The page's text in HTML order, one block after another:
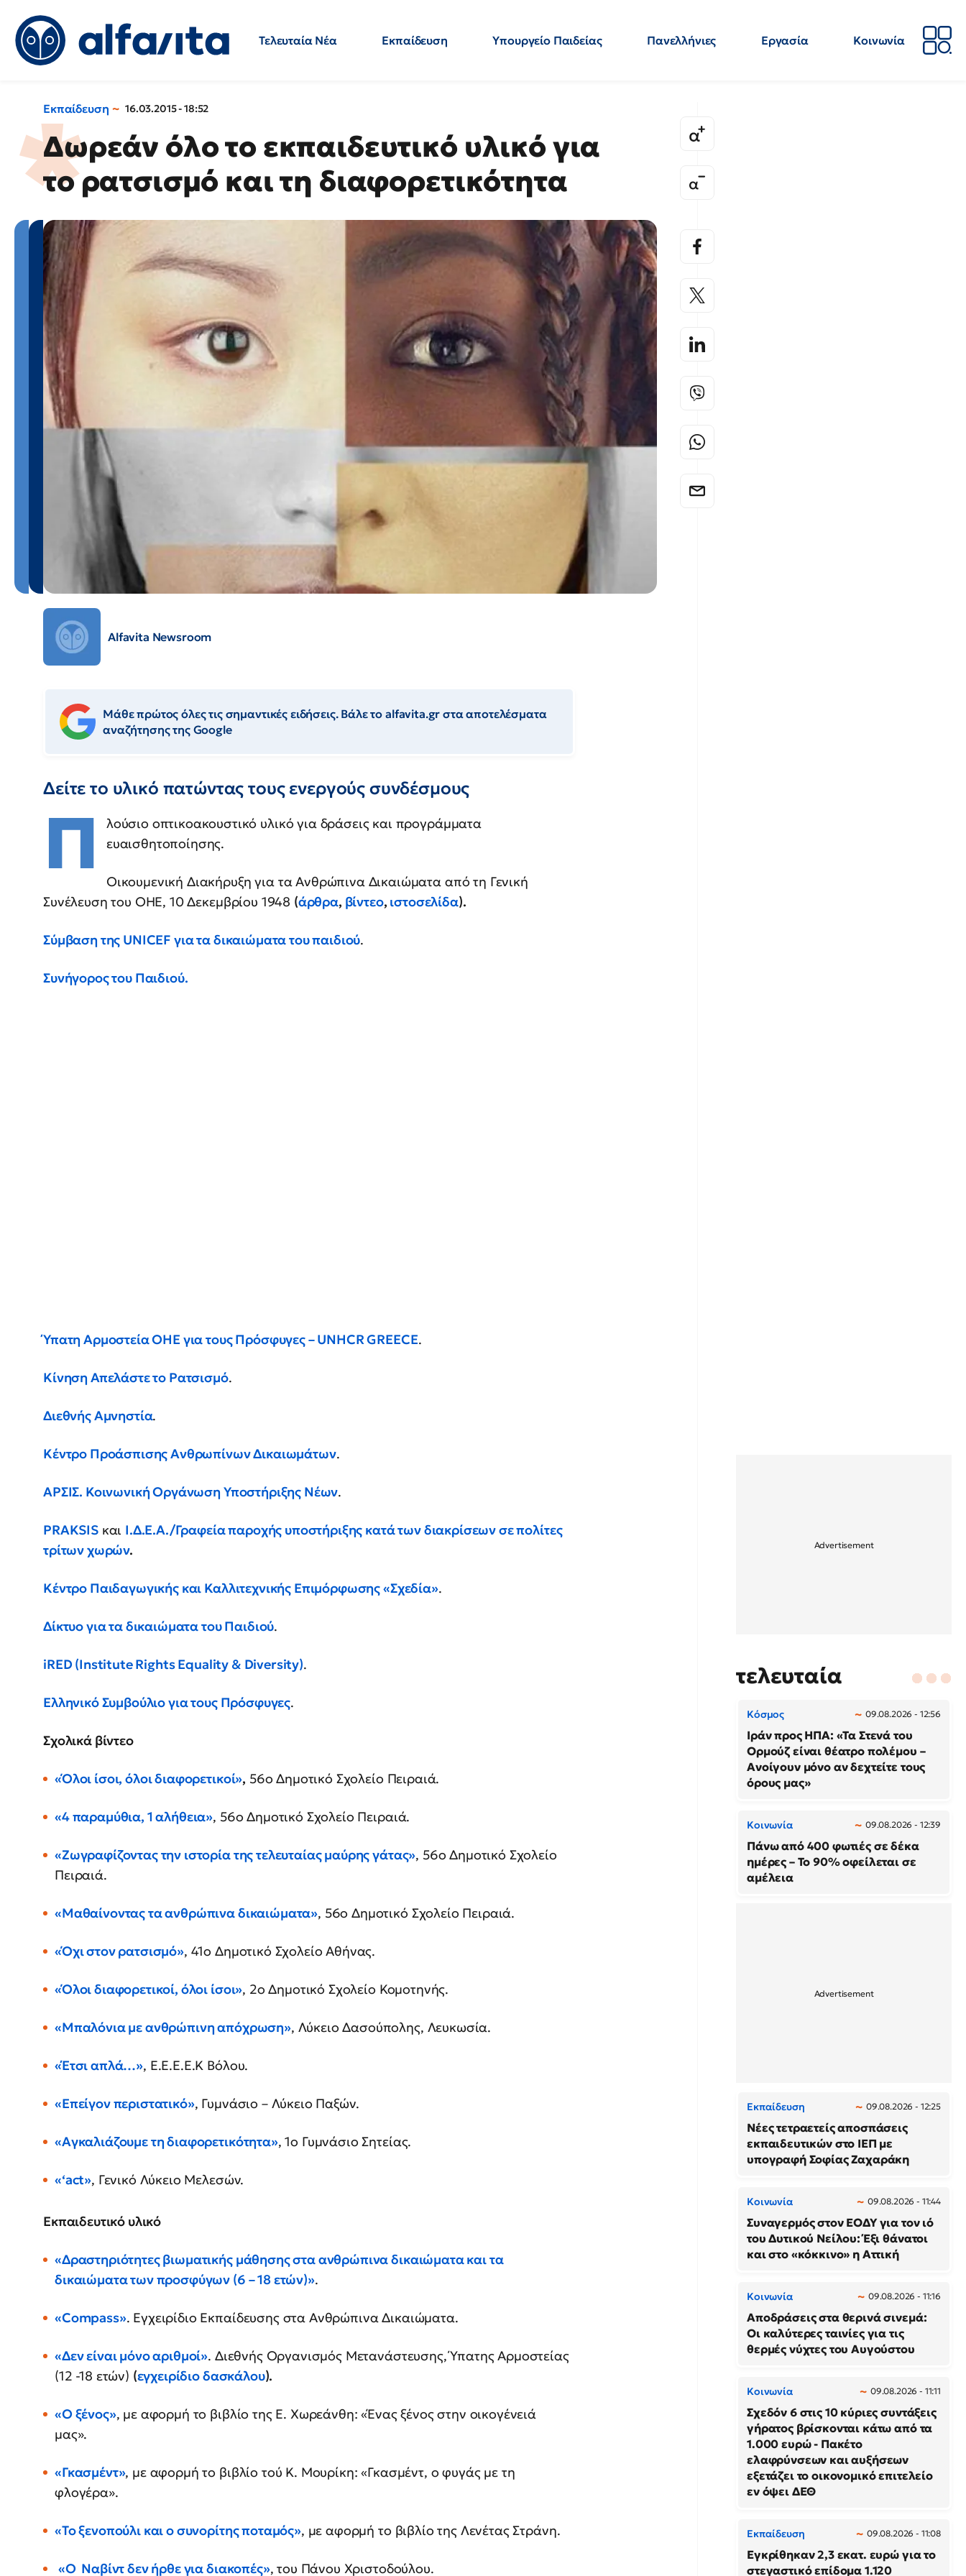
Τελευταία Νέα Εκπαίδευση Υπουργείο Παιδείας Πανελλήνιες Εργασία
Κοινωνία
Εκπαίδευση 16.03.2015 - 18:52
Δωρεάν όλο το εκπαιδευτικό υλικό για
το ρατσισμό και τη διαφορετικότητα
Alfavita Newsroom
Μάθε πρώτος όλες τις σημαντικές ειδήσεις. Βάλε το alfavita.gr στα αποτελέσματα
αναζήτησης της Google
Δείτε το υλικό πατώντας τους ενεργούς συνδέσμους
Π
λούσιο οπτικοακουστικό υλικό για δράσεις και προγράμματα
ευαισθητοποίησης.
Οικουμενική Διακήρυξη για τα Ανθρώπινα Δικαιώματα από τη Γενική
Συνέλευση του ΟΗΕ, 10 Δεκεμβρίου 1948 (άρθρα, βίντεο, ιστοσελίδα).
Σύμβαση της UNICEF για τα δικαιώματα του παιδιού.
Συνήγορος του Παιδιού.
Ύπατη Αρμοστεία ΟΗΕ για τους Πρόσφυγες – UNHCR GREECE.
Κίνηση Απελάστε το Ρατσισμό.
Διεθνής Αμνηστία.
Κέντρο Προάσπισης Ανθρωπίνων Δικαιωμάτων.
ΑΡΣΙΣ. Κοινωνική Οργάνωση Υποστήριξης Νέων.
PRAKSISκαι Ι.Δ.Ε.Α./Γραφεία παροχής υποστήριξης κατά των διακρίσεων σε πολίτες
τρίτων χωρών​​.
Κέντρο Παιδαγωγικής και Καλλιτεχνικής Επιμόρφωσης «Σχεδία».
Δίκτυο για τα δικαιώματα του Παιδιού.
iRED (Institute Rights Equality & Diversity).
Ελληνικό Συμβούλιο για τους Πρόσφυγες.
Σχολικά βίντεο
«Όλοι ίσοι, όλοι διαφορετικοί», 56ο Δημοτικό Σχολείο Πειραιά.
«4 παραμύθια, 1 αλήθεια», 56ο Δημοτικό Σχολείο Πειραιά.
«Ζωγραφίζοντας την ιστορία της τελευταίας μαύρης γάτας», 56ο Δημοτικό Σχολείο
Πειραιά.
«Μαθαίνοντας τα ανθρώπινα δικαιώματα», 56ο Δημοτικό Σχολείο Πειραιά.
«Όχι στον ρατσισμό», 41ο Δημοτικό Σχολείο Αθήνας.
«Όλοι διαφορετικοί, όλοι ίσοι», 2ο Δημοτικό Σχολείο Κομοτηνής.
«Μπαλόνια με ανθρώπινη απόχρωση», Λύκειο Δασούπολης, Λευκωσία.
«Έτσι απλά…», Ε.Ε.Ε.Ε.Κ Βόλου.
«Επείγον περιστατικό», Γυμνάσιο – Λύκειο Παξών.
«Αγκαλιάζουμε τη διαφορετικότητα», 1ο Γυμνάσιο Σητείας.
«‘act», Γενικό Λύκειο Μελεσών.
Εκπαιδευτικό υλικό
«Δραστηριότητες βιωματικής μάθησης στα ανθρώπινα δικαιώματα και τα
δικαιώματα των προσφύγων (6 – 18 ετών)».
«Compass». Εγχειρίδιο Εκπαίδευσης στα Ανθρώπινα Δικαιώματα.
«Δεν είναι μόνο αριθμοί». Διεθνής Οργανισμός Μετανάστευσης, Ύπατης Αρμοστείας
(12 -18 ετών) (εγχειρίδιο δασκάλου).
«Ο ξένος», με αφορμή το βιβλίο της Ε. Χωρεάνθη: «Ένας ξένος στην οικογένειά
μας».
«Γκασμέντ», με αφορμή το βιβλίο τού Κ. Μουρίκη: «Γκασμέντ, ο φυγάς με τη
φλογέρα».
«Το ξενοπούλι και ο συνορίτης ποταμός», με αφορμή το βιβλίο της Λενέτας Στράνη.
«Ο Ναβίντ δεν ήρθε για διακοπές», του Πάνου Χριστοδούλου.
τελευταία
Κόσμος 09.08.2026 - 12:56
Ιράν προς ΗΠΑ: «Τα Στενά του
Ορμούζ είναι θέατρο πολέμου –
Ανοίγουν μόνο αν δεχτείτε τους
όρους μας»
Κοινωνία 09.08.2026 - 12:39
Πάνω από 400 φωτιές σε δέκα
ημέρες – Το 90% οφείλεται σε
αμέλεια
Εκπαίδευση 09.08.2026 - 12:25
Νέες τετραετείς αποσπάσεις
εκπαιδευτικών στο ΙΕΠ με
υπογραφή Σοφίας Ζαχαράκη
Κοινωνία 09.08.2026 - 11:44
Συναγερμός στον ΕΟΔΥ για τον ιό
του Δυτικού Νείλου: Έξι θάνατοι
και στο «κόκκινο» η Αττική
Κοινωνία 09.08.2026 - 11:16
Αποδράσεις στα θερινά σινεμά:
Οι καλύτερες ταινίες για τις
θερμές νύχτες του Αυγούστου
Κοινωνία 09.08.2026 - 11:11
Σχεδόν 6 στις 10 κύριες συντάξεις
γήρατος βρίσκονται κάτω από τα
1.000 ευρώ - Πακέτο
ελαφρύνσεων και αυξήσεων
εξετάζει το οικονομικό επιτελείο
εν όψει ΔΕΘ
Εκπαίδευση 09.08.2026 - 11:08
Εγκρίθηκαν 2,3 εκατ. ευρώ για το
στεγαστικό επίδομα 1.120